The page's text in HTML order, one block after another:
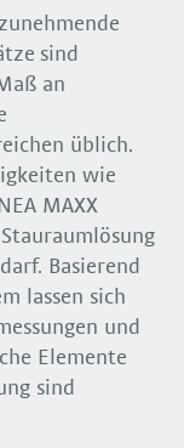
sind
an
üblich.
wie
MAXX
Basierend
lassen sich
und
Elemente
sind